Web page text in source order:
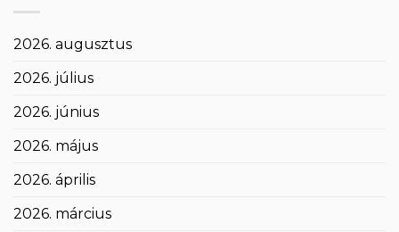
2026. augusztus
2026. július
2026. június
2026. május
2026. április
2026. március